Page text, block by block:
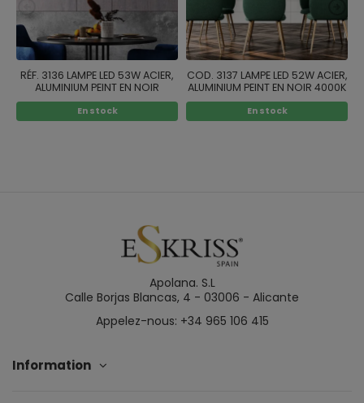
RÉF. 3136 LAMPE LED 53W ACIER,
ALUMINIUM PEINT EN NOIR
En stock
COD. 3137 LAMPE LED 52W ACIER,
ALUMINIUM PEINT EN NOIR 4000K
En stock
Apolana. S.L
Calle Borjas Blancas, 4 - 03006 - Alicante
Appelez-nous: +34 965 106 415
Information